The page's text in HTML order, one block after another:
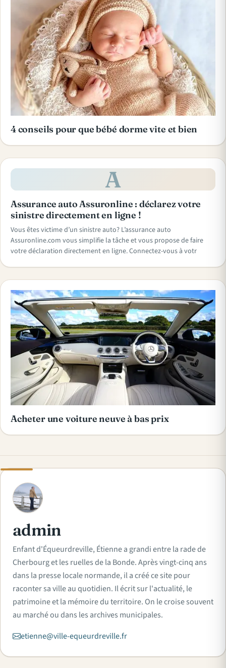
4 conseils pour que bébé dorme vite et bien
A
Assurance auto Assuronline : déclarez votre
sinistre directement en ligne !
Vous êtes victime d’un sinistre auto? L’assurance auto
Assuronline.com vous simplifie la tâche et vous propose de faire
votre déclaration directement en ligne. Connectez-vous à votr
Acheter une voiture neuve à bas prix
A
admin
Enfant d'Équeurdreville, Étienne a grandi entre la rade de
Cherbourg et les ruelles de la Bonde. Après vingt-cinq ans
dans la presse locale normande, il a créé ce site pour
raconter sa ville au quotidien. Il écrit sur l'actualité, le
patrimoine et la mémoire du territoire. On le croise souvent
au marché ou dans les archives municipales.
etienne@ville-equeurdreville.fr